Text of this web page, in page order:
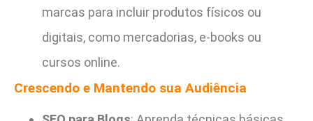
marcas para incluir produtos físicos ou
digitais, como mercadorias, e-books ou
cursos online.
Crescendo e Mantendo sua Audiência